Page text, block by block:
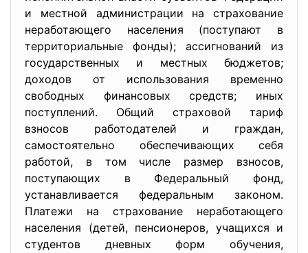
и местной администрации на страхование
неработающего населения (поступают в
территориальные фонды); ассигнований из
государственных и местных бюджетов;
доходов от использования временно
свободных финансовых средств; иных
поступлений. Общий страховой тариф
взносов работодателей и граждан,
самостоятельно обеспечивающих себя
работой, в том числе размер взносов,
поступающих в Федеральный фонд,
устанавливается федеральным законом.
Платежи на страхование неработающего
населения (детей, пенсионеров, учащихся и
студентов дневных форм обучения,